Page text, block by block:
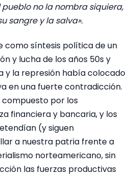
no la nombra siquiera,
sangre y la salva».
como síntesis política de un
y lucha de los años 50s y
y la represión había colocado
en una fuerte contradicción.
compuesto por los
financiera y bancaria, y los
(y siguen
a nuestra patria frente a
norteamericano, sin
las fuerzas productivas